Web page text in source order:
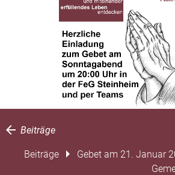
Beiträge
Beiträge
Gebet am 21. Januar